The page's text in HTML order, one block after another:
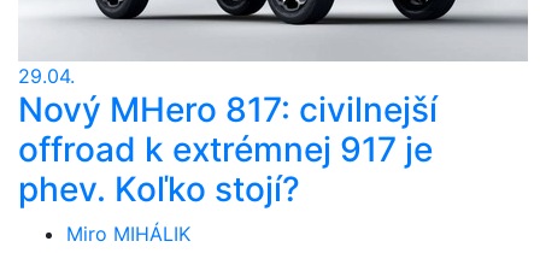
29.04.
Nový MHero 817: civilnejší
offroad k extrémnej 917 je
phev. Koľko stojí?
Miro MIHÁLIK